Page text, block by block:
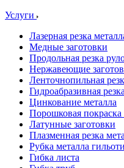
Услуги
Лазерная резка
Медные заготовки
Продольная резка
Нержавеющие
Ленточнопильная
Гидроабразивная
Цинкование металла
Порошковая покраска
Латунные заготовки
Плазменная резка
Рубка металла
Гибка листа